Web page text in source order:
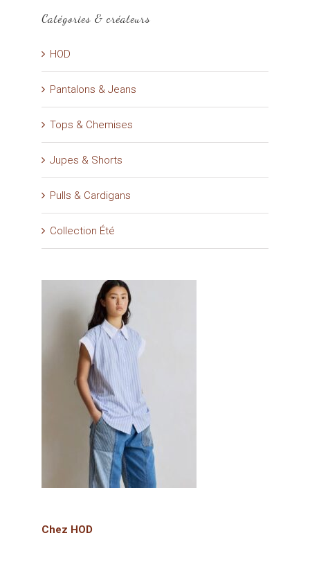
Catégories & créateurs
HOD
Pantalons & Jeans
Tops & Chemises
Jupes & Shorts
Pulls & Cardigans
Collection Été
Chez HOD